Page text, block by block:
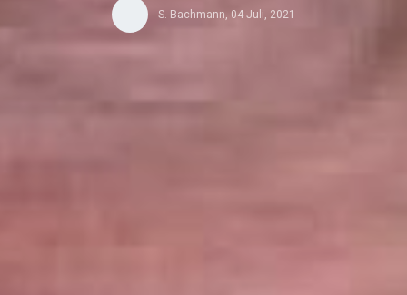
S. Bachmann, 04 Juli, 2021